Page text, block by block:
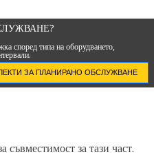
според типа на оборудването,
ЗА ПЛАНИРАНО ОБСЛУЖВАНЕ
за тази част.